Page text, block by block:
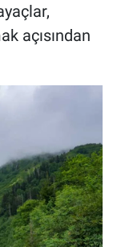
açısından